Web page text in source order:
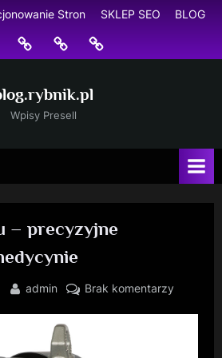
Stron SKLEP SEO BLOG
Pozycjonowanie
Stron
SKLEP
SEO
BLOG
Wpisy Presell
– precyzyjne
By
admin Brak komentarzydo